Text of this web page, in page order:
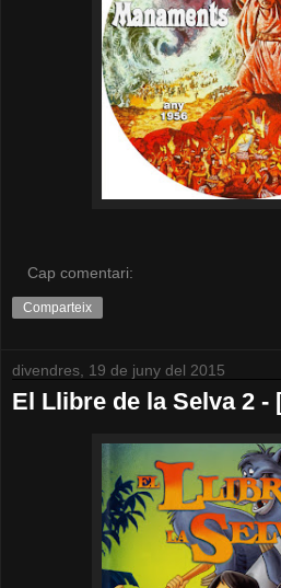
Cap comentari:
Comparteix
divendres, 19 de juny del 2015
El Llibre de la Selva 2 -